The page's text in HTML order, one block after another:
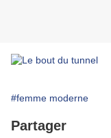
#femme moderne
Partager